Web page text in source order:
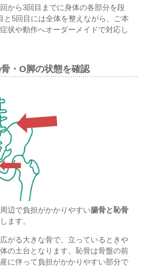
から3回目までに身体の各部分を段
と5回目には全体を整えながら、ご本
状や動作へオーダーメイドで対応し
・O脚の状態を確認
辺で負担がかかりやすい腸骨と恥骨
ます。
がる大きな骨で、立っているときや
の土台となります。恥骨は骨盤の前
に伴って負担がかかりやすい部分で